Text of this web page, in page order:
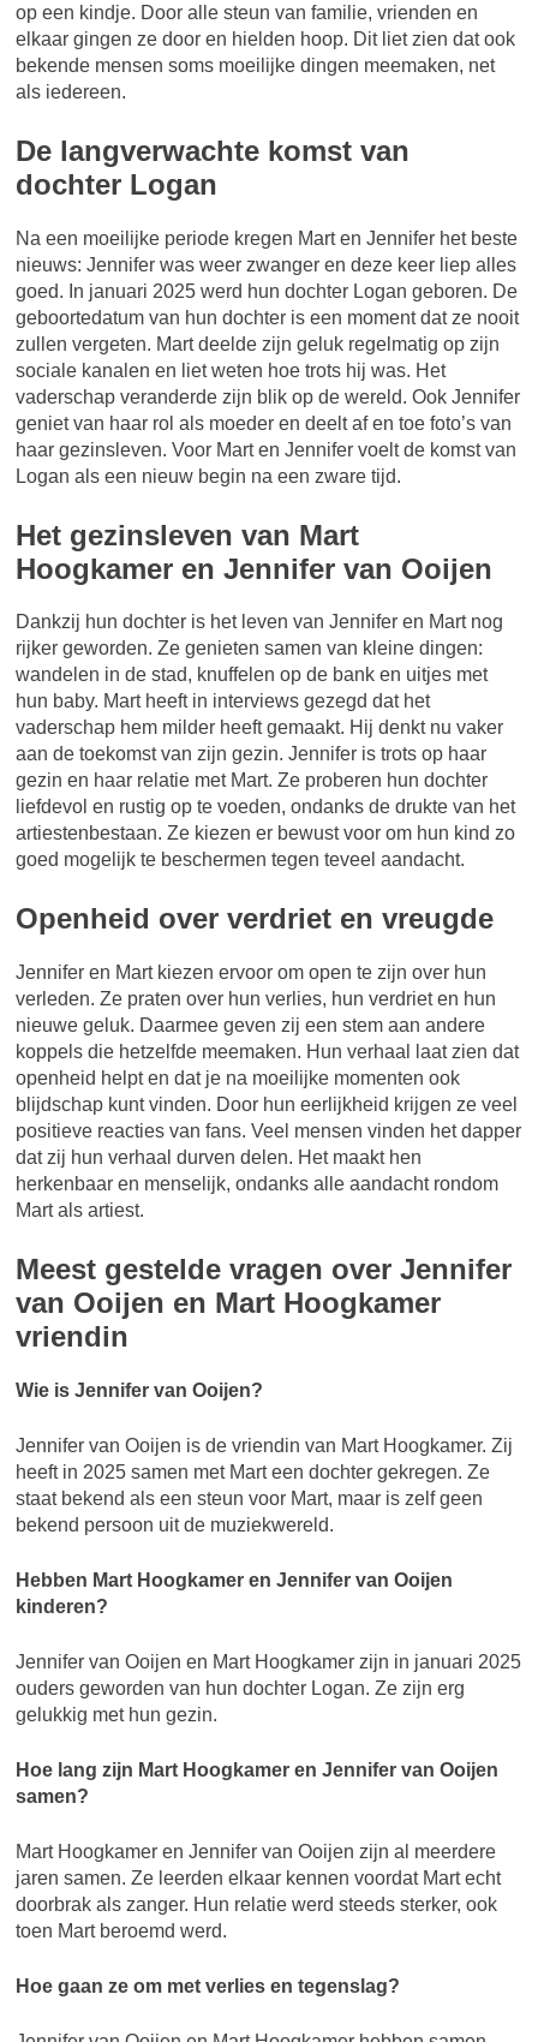
op een kindje. Door alle steun van familie, vrienden en
elkaar gingen ze door en hielden hoop. Dit liet zien dat ook
bekende mensen soms moeilijke dingen meemaken, net
als iedereen.
De langverwachte komst van
dochter Logan
Na een moeilijke periode kregen Mart en Jennifer het beste
nieuws: Jennifer was weer zwanger en deze keer liep alles
goed. In januari 2025 werd hun dochter Logan geboren. De
geboortedatum van hun dochter is een moment dat ze nooit
zullen vergeten. Mart deelde zijn geluk regelmatig op zijn
sociale kanalen en liet weten hoe trots hij was. Het
vaderschap veranderde zijn blik op de wereld. Ook Jennifer
geniet van haar rol als moeder en deelt af en toe foto’s van
haar gezinsleven. Voor Mart en Jennifer voelt de komst van
Logan als een nieuw begin na een zware tijd.
Het gezinsleven van Mart
Hoogkamer en Jennifer van Ooijen
Dankzij hun dochter is het leven van Jennifer en Mart nog
rijker geworden. Ze genieten samen van kleine dingen:
wandelen in de stad, knuffelen op de bank en uitjes met
hun baby. Mart heeft in interviews gezegd dat het
vaderschap hem milder heeft gemaakt. Hij denkt nu vaker
aan de toekomst van zijn gezin. Jennifer is trots op haar
gezin en haar relatie met Mart. Ze proberen hun dochter
liefdevol en rustig op te voeden, ondanks de drukte van het
artiestenbestaan. Ze kiezen er bewust voor om hun kind zo
goed mogelijk te beschermen tegen teveel aandacht.
Openheid over verdriet en vreugde
Jennifer en Mart kiezen ervoor om open te zijn over hun
verleden. Ze praten over hun verlies, hun verdriet en hun
nieuwe geluk. Daarmee geven zij een stem aan andere
koppels die hetzelfde meemaken. Hun verhaal laat zien dat
openheid helpt en dat je na moeilijke momenten ook
blijdschap kunt vinden. Door hun eerlijkheid krijgen ze veel
positieve reacties van fans. Veel mensen vinden het dapper
dat zij hun verhaal durven delen. Het maakt hen
herkenbaar en menselijk, ondanks alle aandacht rondom
Mart als artiest.
Meest gestelde vragen over Jennifer
van Ooijen en Mart Hoogkamer
vriendin
Wie is Jennifer van Ooijen?
Jennifer van Ooijen is de vriendin van Mart Hoogkamer. Zij
heeft in 2025 samen met Mart een dochter gekregen. Ze
staat bekend als een steun voor Mart, maar is zelf geen
bekend persoon uit de muziekwereld.
Hebben Mart Hoogkamer en Jennifer van Ooijen
kinderen?
Jennifer van Ooijen en Mart Hoogkamer zijn in januari 2025
ouders geworden van hun dochter Logan. Ze zijn erg
gelukkig met hun gezin.
Hoe lang zijn Mart Hoogkamer en Jennifer van Ooijen
samen?
Mart Hoogkamer en Jennifer van Ooijen zijn al meerdere
jaren samen. Ze leerden elkaar kennen voordat Mart echt
doorbrak als zanger. Hun relatie werd steeds sterker, ook
toen Mart beroemd werd.
Hoe gaan ze om met verlies en tegenslag?